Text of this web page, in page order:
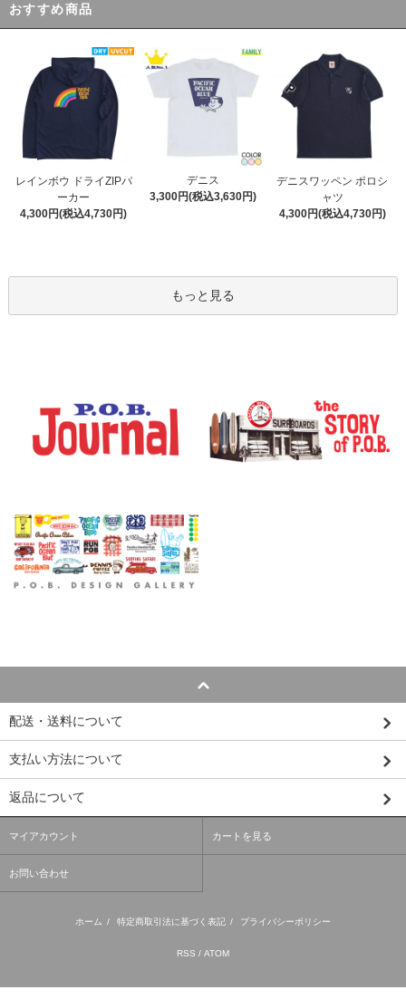
おすすめ商品
レインボウ ドライZIPパ
ーカー
4,300円(税込4,730円)
デニス
3,300円(税込3,630円)
デニスワッペン ポロシ
ャツ
4,300円(税込4,730円)
もっと見る
配送・送料について
支払い方法について
返品について
マイアカウント カートを見る
お問い合わせ
ホーム / 特定商取引法に基づく表記 / プライバシーポリシー
RSS / ATOM